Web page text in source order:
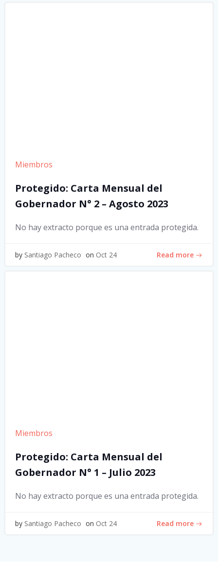
Miembros
Protegido: Carta Mensual del
Gobernador N° 2 – Agosto 2023
No hay extracto porque es una entrada protegida.
by Santiago Pacheco on Oct 24 Read more
Miembros
Protegido: Carta Mensual del
Gobernador N° 1 – Julio 2023
No hay extracto porque es una entrada protegida.
by Santiago Pacheco on Oct 24 Read more